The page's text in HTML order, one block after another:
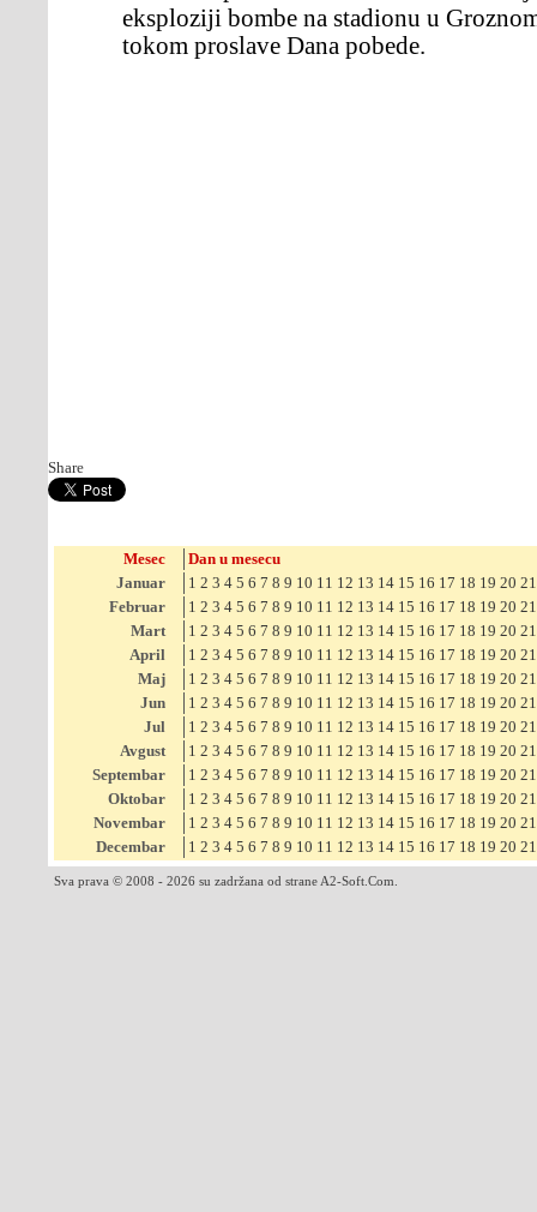
eksploziji bombe na stadionu u
tokom proslave Dana pobede.
Share
Mesec
Dan u mesecu
Januar
1 2 3 4 5 6 7 8 9 10 11 12 13 14 15 16 17 18 19 20 21
Februar
1 2 3 4 5 6 7 8 9 10 11 12 13 14 15 16 17 18 19 20 21
Mart
1 2 3 4 5 6 7 8 9 10 11 12 13 14 15 16 17 18 19 20 21
April
1 2 3 4 5 6 7 8 9 10 11 12 13 14 15 16 17 18 19 20 21
Maj
1 2 3 4 5 6 7 8 9 10 11 12 13 14 15 16 17 18 19 20 21
Jun
1 2 3 4 5 6 7 8 9 10 11 12 13 14 15 16 17 18 19 20 21
Jul
1 2 3 4 5 6 7 8 9 10 11 12 13 14 15 16 17 18 19 20 21
Avgust
1 2 3 4 5 6 7 8 9 10 11 12 13 14 15 16 17 18 19 20 21
Septembar
1 2 3 4 5 6 7 8 9 10 11 12 13 14 15 16 17 18 19 20 21
Oktobar
1 2 3 4 5 6 7 8 9 10 11 12 13 14 15 16 17 18 19 20 21
Novembar
1 2 3 4 5 6 7 8 9 10 11 12 13 14 15 16 17 18 19 20 21
Decembar
1 2 3 4 5 6 7 8 9 10 11 12 13 14 15 16 17 18 19 20 21
Sva prava © 2008 - 2026 su zadržana od strane A2-Soft.Com.